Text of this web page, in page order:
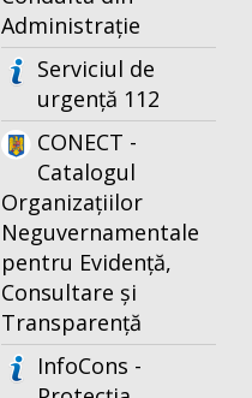
Administrație
Serviciul de
urgență 112
CONECT -
Catalogul
Organizațiilor
Neguvernamentale
pentru Evidență,
Consultare și
Transparență
InfoCons -